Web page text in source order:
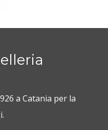
e brillanti
a Catania per la